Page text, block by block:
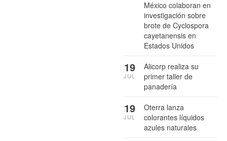
México colaboran en
investigación sobre
brote de Cyclospora
cayetanensis en
Estados Unidos
Alicorp realiza su
primer taller de
panadería
19
JUL
Oterra lanza
colorantes líquidos
azules naturales
19
JUL